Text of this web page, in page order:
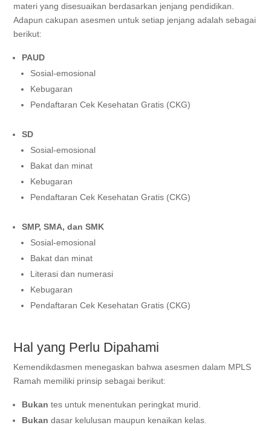
materi yang disesuaikan berdasarkan jenjang pendidikan.
Adapun cakupan asesmen untuk setiap jenjang adalah sebagai
berikut:
PAUD
Sosial-emosional
Kebugaran
Pendaftaran Cek Kesehatan Gratis (CKG)
SD
Sosial-emosional
Bakat dan minat
Kebugaran
Pendaftaran Cek Kesehatan Gratis (CKG)
SMP, SMA, dan SMK
Sosial-emosional
Bakat dan minat
Literasi dan numerasi
Kebugaran
Pendaftaran Cek Kesehatan Gratis (CKG)
Hal yang Perlu Dipahami
Kemendikdasmen menegaskan bahwa asesmen dalam MPLS
Ramah memiliki prinsip sebagai berikut:
Bukan tes untuk menentukan peringkat murid.
Bukan dasar kelulusan maupun kenaikan kelas.